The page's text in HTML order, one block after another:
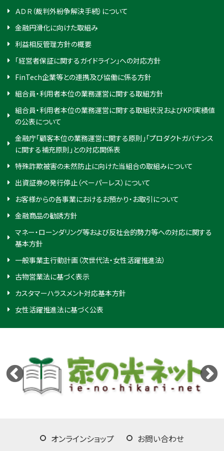
ＡＤＲ（裁判外紛争解決手続）について
金融円滑化に向けた取組み
利益相反管理方針の概要
「経営者保証に関するガイドライン」への対応方針
FinTech企業等との連携及び協働に係る方針
組合員・利用者本位の業務運営に関する取組方針
組合員・利用者本位の業務運営に関する取組状況およびKPI実績値
の公表について
金融庁「顧客本位の業務運営に関する原則」「プロダクトガバナンス
に関する補充原則」との対応関係表
特殊詐欺被害の未然防止に向けた当組合の取組みについて
出資証券の発行停止（ペーパーレス）について
お客様からの各事業におけるお預かり・お取引について
金融商品の勧誘方針
マネー・ローンダリング等および反社会的勢力等への対応に関する
基本方針
一般事業主行動計画（次世代法・女性活躍推進法）
古物営業法に基づく表示
カスタマーハラスメント対応基本方針
女性活躍推進法に基づく公表
オンラインショップ お問い合わせ